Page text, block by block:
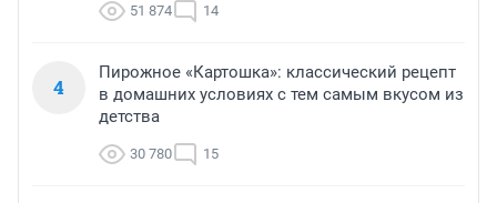
51 874 14
4
Пирожное «Картошка»: классический рецепт
в домашних условиях с тем самым вкусом из
детства
30 780 15